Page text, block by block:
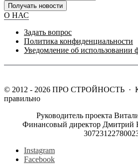
Получать новости
О НАС
Задать вопрос
Политика конфиденциальности
Уведомление об использовании
© 2012 - 2026 ПРО СТРОЙНОСТЬ ·
правильно
Руководитель проекта
Финансовый директор
Instagram
Facebook